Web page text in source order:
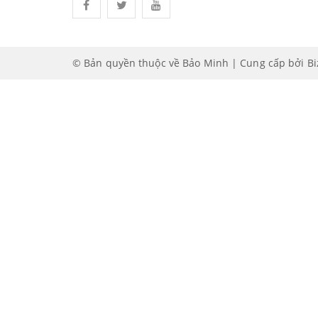
© Bản quyền thuộc về Bảo Minh | Cung cấp bởi